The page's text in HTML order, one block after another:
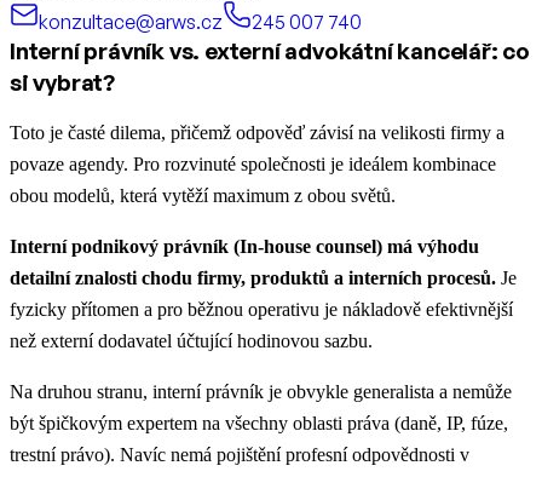
konzultace@arws.cz
245 007 740
Interní právník vs. externí advokátní kancelář: co
si vybrat?
Toto je časté dilema, přičemž odpověď závisí na velikosti firmy a
povaze agendy. Pro rozvinuté společnosti je ideálem kombinace
obou modelů, která vytěží maximum z obou světů.
Interní podnikový právník (In-house counsel) má výhodu
detailní znalosti chodu firmy, produktů a interních procesů. Je
fyzicky přítomen a pro běžnou operativu je nákladově efektivnější
než externí dodavatel účtující hodinovou sazbu.
Na druhou stranu, interní právník je obvykle generalista a nemůže
být špičkovým expertem na všechny oblasti práva (daně, IP, fúze,
trestní právo). Navíc nemá pojištění profesní odpovědnosti v